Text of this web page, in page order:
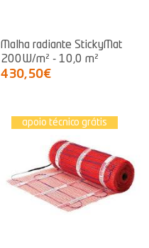
Malha radiante StickyMat
200W/m² - 10,0 m²
430,50€
apoio técnico grátis